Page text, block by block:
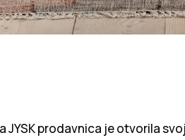
JYSK prodavnica je otvorila